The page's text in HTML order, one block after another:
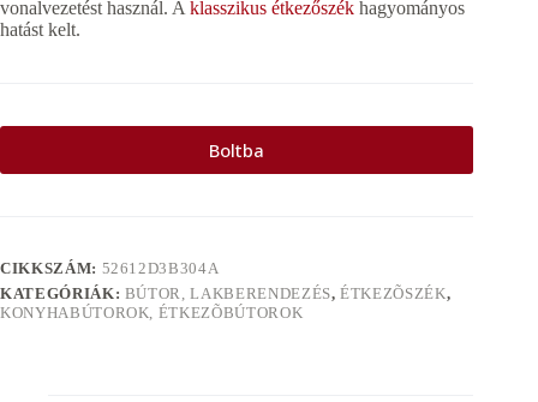
vonalvezetést használ. A klasszikus étkezőszék hagyományos
hatást kelt.
Boltba
CIKKSZÁM: 52612D3B304A
KATEGÓRIÁK: BÚTOR, LAKBERENDEZÉS,ÉTKEZÕSZÉK,
KONYHABÚTOROK, ÉTKEZÕBÚTOROK